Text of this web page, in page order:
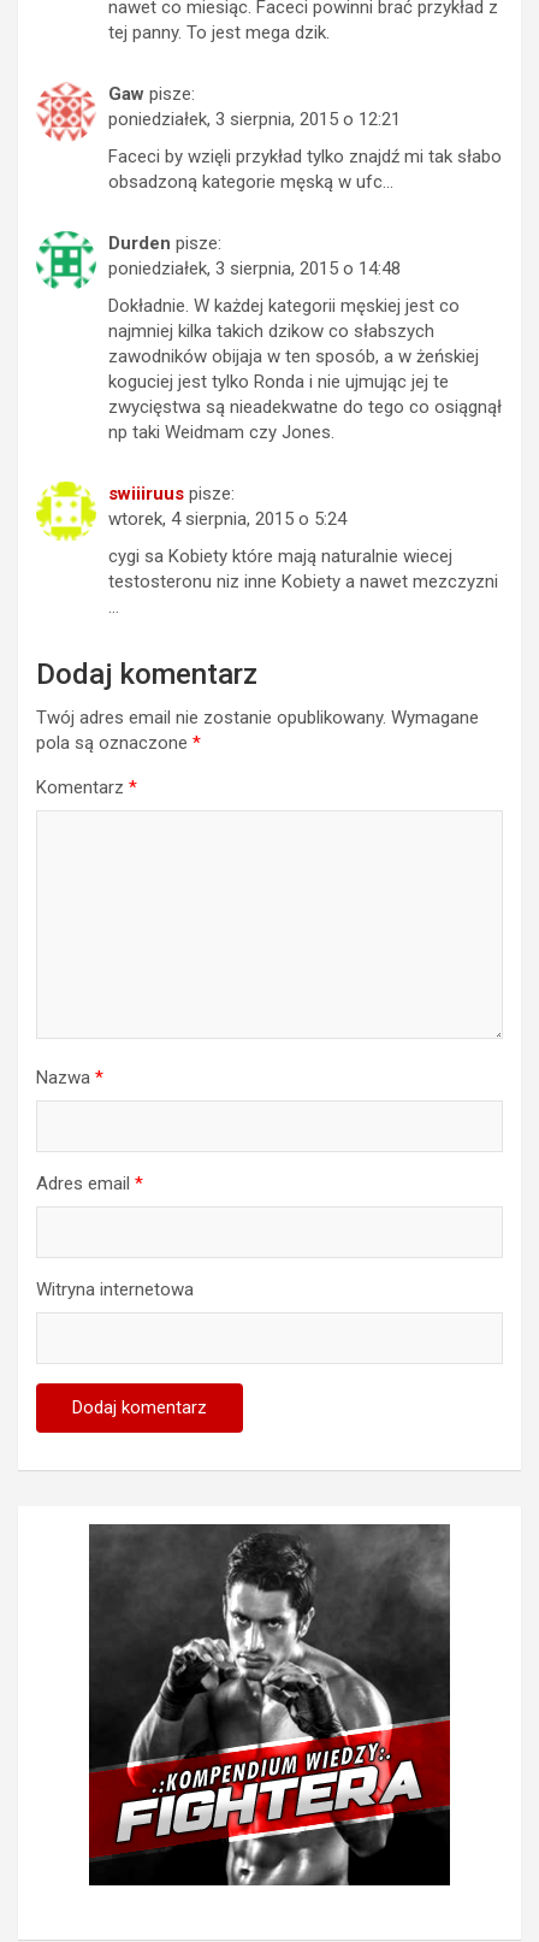
nawet co miesiąc. Faceci powinni brać przykład z
tej panny. To jest mega dzik.
Gaw pisze:
poniedziałek, 3 sierpnia, 2015 o 12:21
Faceci by wzięli przykład tylko znajdź mi tak słabo
obsadzoną kategorie męską w ufc…
Durden pisze:
poniedziałek, 3 sierpnia, 2015 o 14:48
Dokładnie. W każdej kategorii męskiej jest co
najmniej kilka takich dzikow co słabszych
zawodników obijaja w ten sposób, a w żeńskiej
koguciej jest tylko Ronda i nie ujmując jej te
zwycięstwa są nieadekwatne do tego co osiągnął
np taki Weidmam czy Jones.
swiiiruus pisze:
wtorek, 4 sierpnia, 2015 o 5:24
cygi sa Kobiety które mają naturalnie wiecej
testosteronu niz inne Kobiety a nawet mezczyzni
…
Dodaj komentarz
Twój adres email nie zostanie opublikowany. Wymagane
pola są oznaczone *
Komentarz *
Nazwa *
Adres email *
Witryna internetowa